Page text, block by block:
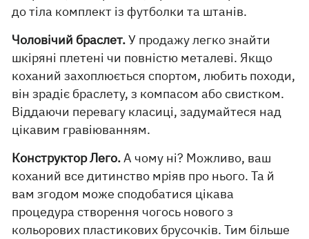
до тіла комплект із футболки та штанів.
Чоловічий браслет.У продажу легко знайти
шкіряні плетені чи повністю металеві. Якщо
коханий захоплюється спортом, любить походи,
він зрадіє браслету, з компасом або свистком.
Віддаючи перевагу класиці, задумайтеся над
цікавим гравіюванням.
Конструктор Лего.А чому ні? Можливо, ваш
коханий все дитинство мріяв про нього. Та й
вам згодом може сподобатися цікава
процедура створення чогось нового з
кольорових пластикових брусочків. Тим більше